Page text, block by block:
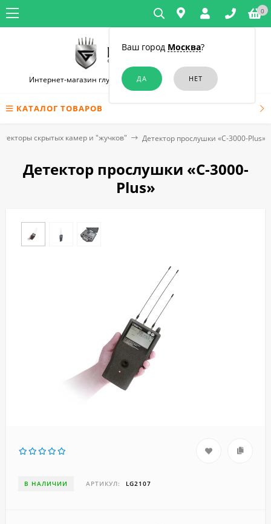
Ваш город Москва?
0
Интернет-магазин глушилок связи и диктофонов в Москве
КАТАЛОГ ТОВАРОВ
скрытых камер и "жучков" Детектор прослушки «C-3000-Plus»
Детектор прослушки «C-3000-
Plus»
В НАЛИЧИИ АРТИКУЛ: LG2107